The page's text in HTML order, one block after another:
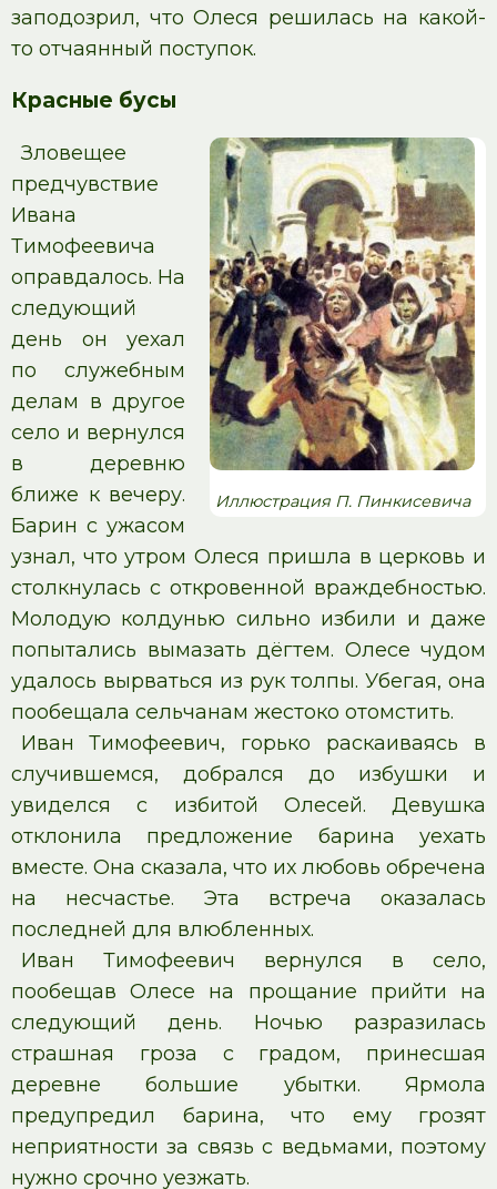
заподозрил, что Олеся решилась на какой-
то отчаянный поступок.
Красные бусы
Иллюстрация П. Пинкисевича
Зловещее
предчувствие
Ивана
Тимофеевича
оправдалось. На
следующий
день он уехал
по служебным
делам в другое
село и вернулся
в деревню
ближе к вечеру.
Барин с ужасом
узнал, что утром Олеся пришла в церковь и
столкнулась с откровенной враждебностью.
Молодую колдунью сильно избили и даже
попытались вымазать дёгтем. Олесе чудом
удалось вырваться из рук толпы. Убегая, она
пообещала сельчанам жестоко отомстить.
Иван Тимофеевич, горько раскаиваясь в
случившемся, добрался до избушки и
увиделся с избитой Олесей. Девушка
отклонила предложение барина уехать
вместе. Она сказала, что их любовь обречена
на несчастье. Эта встреча оказалась
последней для влюбленных.
Иван Тимофеевич вернулся в село,
пообещав Олесе на прощание прийти на
следующий день. Ночью разразилась
страшная гроза с градом, принесшая
деревне большие убытки. Ярмола
предупредил барина, что ему грозят
неприятности за связь с ведьмами, поэтому
нужно срочно уезжать.